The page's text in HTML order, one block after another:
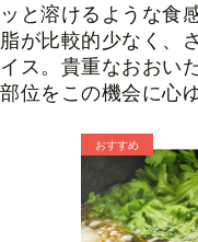
ッと溶けるような食
脂が比較的少なく、
イス。貴重なおおい
部位を この機会に心